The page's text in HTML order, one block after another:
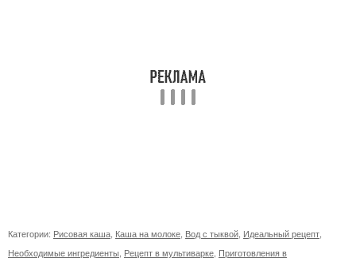
Категории: Рисовая каша Каша на молоке Вод с тыквой Идеальный рецепт
Необходимые ингредиенты Рецепт в мультиварке Приготовления в